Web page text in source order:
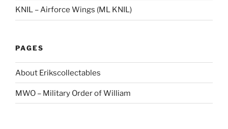
KNIL – Airforce Wings (ML KNIL)
PAGES
About Erikscollectables
MWO – Military Order of William